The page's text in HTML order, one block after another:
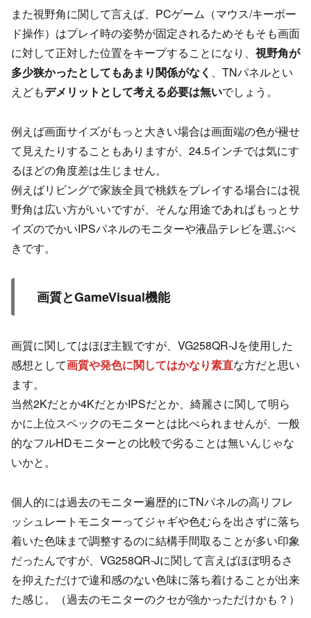
また視野角に関して言えば、PCゲーム（マウス/キーボー
ド操作）はプレイ時の姿勢が固定されるためそもそも画面
に対して正対した位置をキープすることになり、 視野角が
多少狭かったとしてもあまり関係がなく 、TNパネルとい
えどもデメリットとして考える必要は無いでしょう。
例えば画面サイズがもっと大きい場合は画面端の色が褪せ
て見えたりすることもありますが、24.5インチでは気にす
るほどの角度差は生じません。
例えばリビングで家族全員で桃鉄をプレイする場合には視
野角は広い方がいいですが、そんな用途であればもっとサ
イズのでかいIPSパネルのモニターや液晶テレビを選ぶべ
きです。
画質とGameVisual機能
画質に関してはほぼ主観ですが、VG258QR-Jを使用した
感想として画質や発色に関してはかなり素直な方だと思い
ます。
当然2Kだとか4KだとかIPSだとか、綺麗さに関して明ら
かに上位スペックのモニターとは比べられませんが、一般
的なフルHDモニターとの比較で劣ることは無いんじゃな
いかと。
個人的には過去のモニター遍歴的にTNパネルの高リフレ
ッシュレートモニターってジャギや色むらを出さずに落ち
着いた色味まで調整するのに結構手間取ることが多い印象
だったんですが、VG258QR-Jに関して言えばほぼ明るさ
を抑えただけで違和感のない色味に落ち着けることが出来
た感じ。（過去のモニターのクセが強かっただけかも？）